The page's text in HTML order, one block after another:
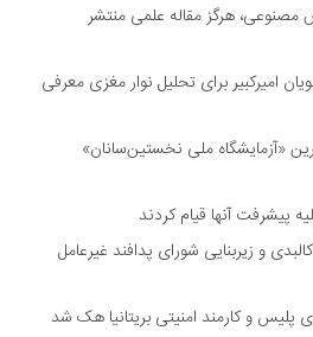
هرگز مقاله علمی منتشر
امیرکبیر برای تحلیل نوار مغزی معرفی
«آزمایشگاه ملی نخستین‌سانان»
پیشرفت آنها قیام کردند
و زیربنایی شورای پدافند غیرعامل